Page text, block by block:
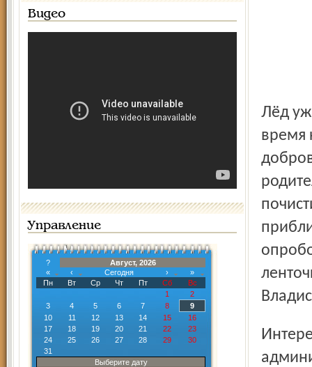
Видео
Управление
?
Август, 2026
«
‹ Сегодня ›
»
Пн
Вт Ср Чт Пт Сб
Вс
1
2
3
4 5 6 7 8
9
10
11 12 13 14 15
16
17
18 19 20 21 22
23
24
25 26 27 28 29
30
31
Выберите дату
Лёд уже залит, разметка и бортики готовы. В настоящее
время
Интерес к ледовому катку огромный, каждый день в